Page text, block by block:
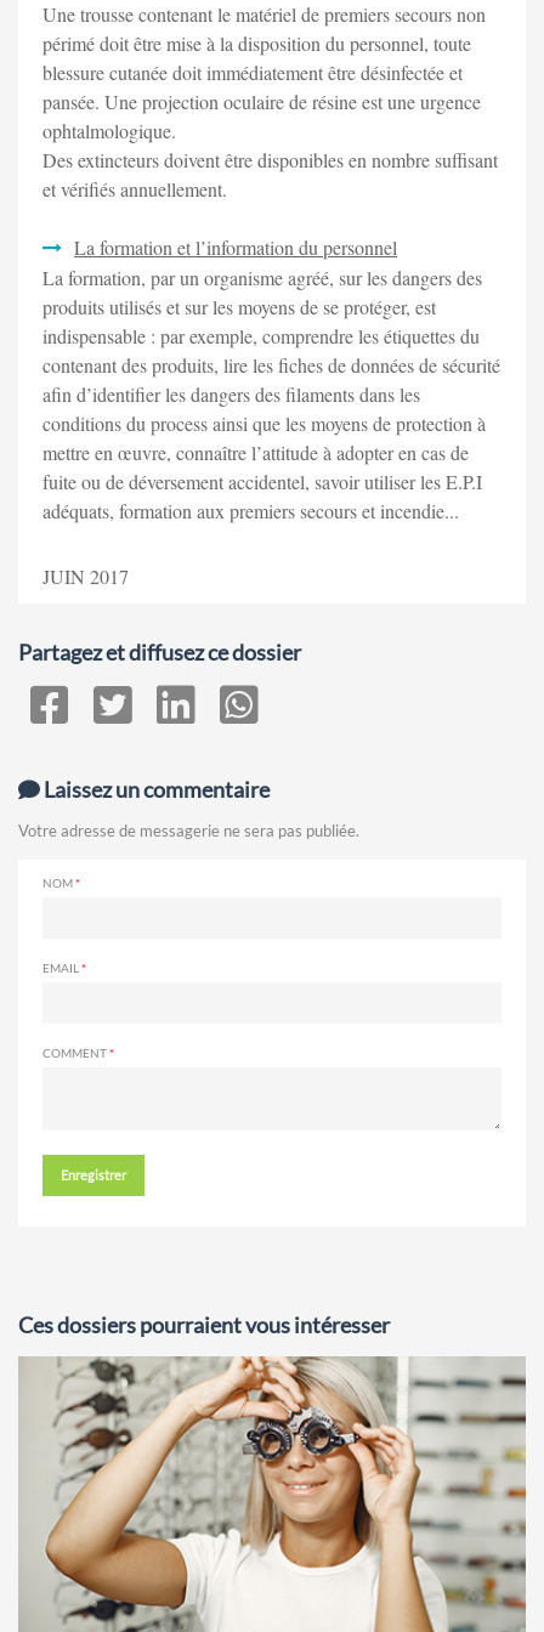
Une trousse contenant le matériel de premiers secours non
périmé doit être mise à la disposition du personnel, toute
blessure cutanée doit immédiatement être désinfectée et
pansée. Une projection oculaire de résine est une urgence
ophtalmologique.
Des extincteurs doivent être disponibles en nombre suffisant
et vérifiés annuellement.
La formation et l’information du personnel
La formation, par un organisme agréé, sur les dangers des
produits utilisés et sur les moyens de se protéger, est
indispensable : par exemple, comprendre les étiquettes du
contenant des produits, lire les fiches de données de sécurité
afin d’identifier les dangers des filaments dans les
conditions du process ainsi que les moyens de protection à
mettre en œuvre, connaître l’attitude à adopter en cas de
fuite ou de déversement accidentel, savoir utiliser les E.P.I
adéquats, formation aux premiers secours et incendie...
JUIN 2017
Partagez et diffusez ce dossier
Laissez un commentaire
Votre adresse de messagerie ne sera pas publiée.
NOM
EMAIL
COMMENT
Enregistrer
Ces dossiers pourraient vous intéresser